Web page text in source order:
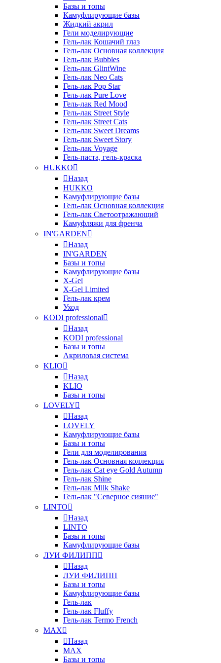
Базы и топы
Камуфлирующие базы
Жидкий акрил
Гели моделирующие
Гель-лак Кошачий глаз
Гель-лак Основная коллекция
Гель-лак Bubbles
Гель-лак GlintWine
Гель-лак Neo Cats
Гель-лак Pop Star
Гель-лак Pure Love
Гель-лак Red Mood
Гель-лак Street Style
Гель-лак Street Cats
Гель-лак Sweet Dreams
Гель-лак Sweet Story
Гель-лак Voyage
Гель-паста, гель-краска
HUKKO
Назад
HUKKO
Камуфлирующие базы
Гель-лак Основная коллекция
Гель-лак Светоотражающий
Камуфляжи для френча
IN'GARDEN
Назад
IN'GARDEN
Базы и топы
Камуфлирующие базы
X-Gel
X-Gel Limited
Гель-лак крем
Уход
KODI professional
Назад
KODI professional
Базы и топы
Акриловая система
KLIO
Назад
KLIO
Базы и топы
LOVELY
Назад
LOVELY
Камуфлирующие базы
Базы и топы
Гели для моделирования
Гель-лак Основная коллекция
Гель-лак Cat eye Gold Autumn
Гель-лак Shine
Гель-лак Milk Shake
Гель-лак "Северное сияние"
LINTO
Назад
LINTO
Базы и топы
Камуфлирующие базы
ЛУИ ФИЛИПП
Назад
ЛУИ ФИЛИПП
Базы и топы
Камуфлирующие базы
Гель-лак
Гель-лак Fluffy
Гель-лак Termo French
MAX
Назад
MAX
Базы и топы